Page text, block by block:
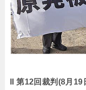
II 第12回裁判(8月19